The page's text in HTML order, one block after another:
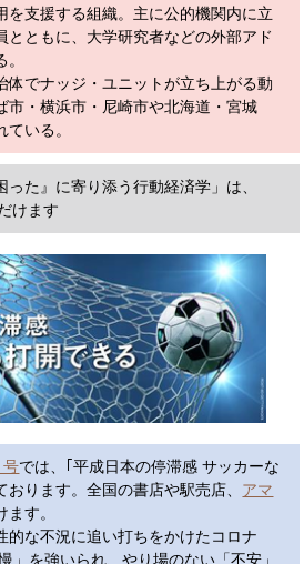
支援する組織。主に公的機関内に立
とともに、大学研究者などの外部アド
でナッジ・ユニットが立ち上がる動
市・横浜市・尼崎市や北海道・宮城
いる。
た』に寄り添う行動経済学」は、
けます
号では、｢平成日本の停滞感 サッカーな
ります。全国の書店や駅売店、 アマ
す。
な不況に追い打ちをかけたコロナ
を強いられ、やり場のない「不安」